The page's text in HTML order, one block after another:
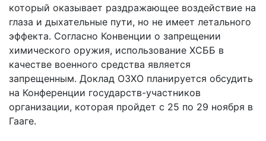
который оказывает раздражающее воздействие на
глаза и дыхательные пути, но не имеет летального
эффекта. Согласно Конвенции о запрещении
химического оружия, использование ХСББ в
качестве военного средства является
запрещенным. Доклад ОЗХО планируется обсудить
на Конференции государств-участников
организации, которая пройдет с 25 по 29 ноября в
Гааге.